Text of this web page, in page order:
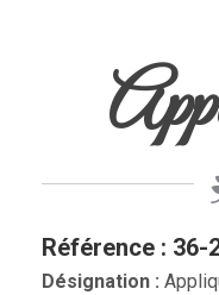
Référence : 36-
Désignation :